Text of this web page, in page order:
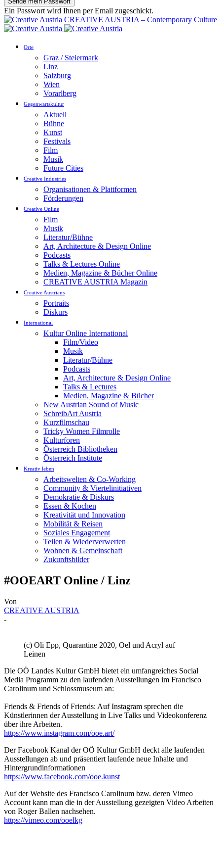
Ein Passwort wird Ihnen per Email zugeschickt.
CREATIVE AUSTRIA – Contemporary Culture
Orte
Graz / Steiermark
Linz
Salzburg
Wien
Vorarlberg
Gegenwartskultur
Aktuell
Bühne
Kunst
Festivals
Film
Musik
Future Cities
Creative Industries
Organisationen & Plattformen
Förderungen
Creative Online
Film
Musik
Literatur/Bühne
Art, Architecture & Design Online
Podcasts
Talks & Lectures Online
Medien, Magazine & Bücher Online
CREATIVE AUSTRIA Magazin
Creative Austrians
Portraits
Diskurs
International
Kultur Online International
Film/Video
Musik
Literatur/Bühne
Podcasts
Art, Architecture & Design Online
Talks & Lectures
Medien, Magazine & Bücher
New Austrian Sound of Music
SchreibArt Austria
Kurzfilmschau
Tricky Women Filmrolle
Kulturforen
Österreich Bibliotheken
Österreich Institute
Kreativ leben
Arbeitswelten & Co-Working
Community & Viertelinitiativen
Demokratie & Diskurs
Essen & Kochen
Kreativität und Innovation
Mobilität & Reisen
Soziales Engagement
Teilen & Wiederverwerten
Wohnen & Gemeinschaft
Zukunftsbilder
#OOEART Online / Linz
Von
CREATIVE AUSTRIA
-
(c) Oli Epp, Quarantine 2020, Oel und Acryl auf
Leinen
Die OÖ Landes Kultur GmbH bietet ein umfangreiches Social
Media Programm zu den laufenden Ausstellungen im Francisco
Carolinum und Schlossmuseum an:
Friends & Friends of Friends: Auf Instagram sprechen die
Künstlerinnen der Ausstellung in Live Talks und Videokonferenz
über ihre Arbeiten.
https://www.instagram.com/ooe.art/
Der Facebook Kanal der OÖ Kultur GmbH deckt alle laufenden
Ausstellungen ab und präsentiert laufende neue Inhalte und
Hintergrundinformationen
https://www.facebook.com/ooe.kunst
Auf der Website des Francisco Carolinum bzw. deren Vimeo
Account kann man die in der Ausstellung gezeigten Video Arbeiten
von Roger Ballen nachsehen.
https://vimeo.com/ooelkg